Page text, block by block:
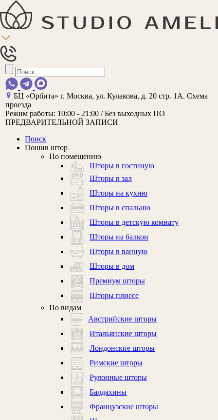
БЦ «Орбита»г. Москва, ул. Кулакова, д. 20 стр. 1А. Схема
проезда
Режим работы: 10:00 - 21:00 / Без выходных ПО
ПРЕДВАРИТЕЛЬНОЙ ЗАПИСИ
Поиск
Пошив штор
По помещению
Шторы в гостиную
Шторы в зал
Шторы на кухню
Шторы в спальню
Шторы в детскую комнату
Шторы на балкон
Шторы в ванную
Шторы в дом
Премиум шторы
Шторы плиссе
По видам
Австрийские шторы
Итальянские шторы
Лондонские шторы
Римские шторы
Рулонные шторы
Балдахины
Французские шторы